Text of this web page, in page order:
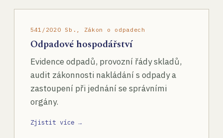
541/2020 Sb., Zákon o odpadech
Odpadové hospodářství
Evidence odpadů, provozní řády skladů,
audit zákonnosti nakládání s odpady a
zastoupení při jednání se správními
orgány.
Zjistit více →